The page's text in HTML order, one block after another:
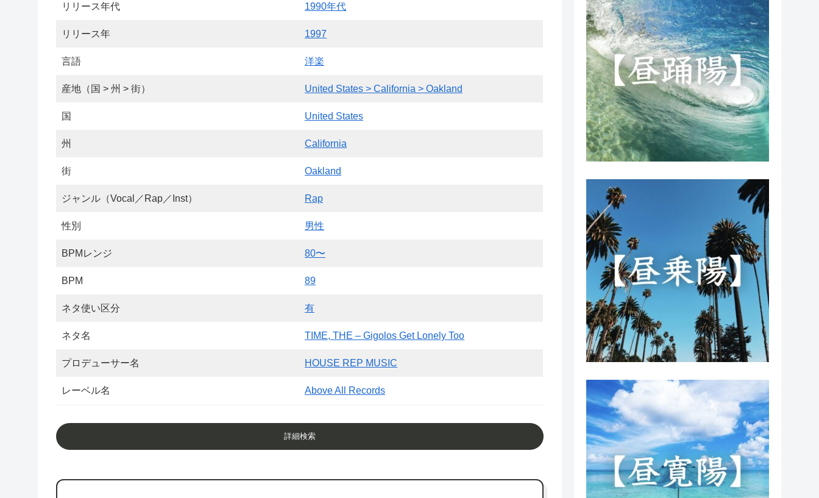
リリース年代 1990年代
リリース年 1997
言語 洋楽
産地（国 > 州 > 街） United States > California > Oakland
国 United States
州 California
街 Oakland
ジャンル（Vocal／Rap／Inst） Rap
性別 男性
BPMレンジ 80〜
BPM 89
ネタ使い区分 有
ネタ名 TIME, THE – Gigolos Get Lonely Too
プロデューサー名 HOUSE REP MUSIC
レーベル名 Above All Records
詳細検索